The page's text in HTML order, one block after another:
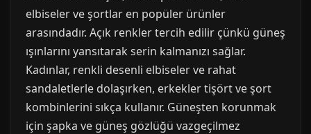
elbiseler ve şortlar en popüler ürünler
arasındadır. Açık renkler tercih edilir çünkü güneş
ışınlarını yansıtarak serin kalmanızı sağlar.
Kadınlar, renkli desenli elbiseler ve rahat
sandaletlerle dolaşırken, erkekler tişört ve şort
kombinlerini sıkça kullanır. Güneşten korunmak
için şapka ve güneş gözlüğü vazgeçilmez